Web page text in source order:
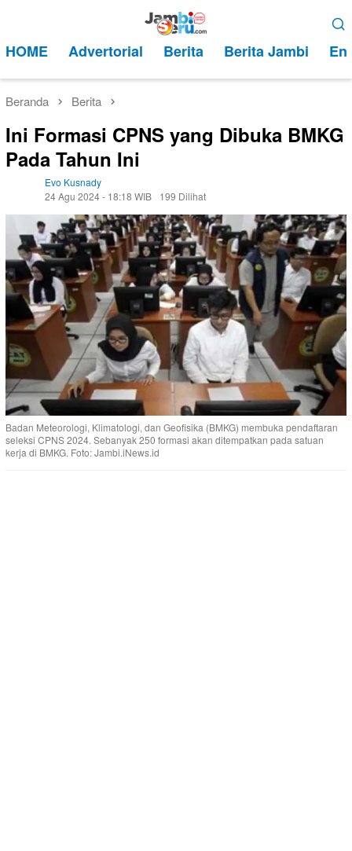
kontenMobile
HOME Advertorial Berita Berita Jambi
Beranda Berita
Ini Formasi CPNS yang Dibuka BMKG
Pada Tahun Ini
Evo Kusnady
24 Agu 2024 - 18:18 WIB
199 Dilihat
Badan Meteorologi, Klimatologi, dan Geofisika (BMKG) membuka pendaftaran
seleksi CPNS 2024. Sebanyak 250 formasi akan ditempatkan pada satuan
kerja di BMKG. Foto: Jambi.iNews.id